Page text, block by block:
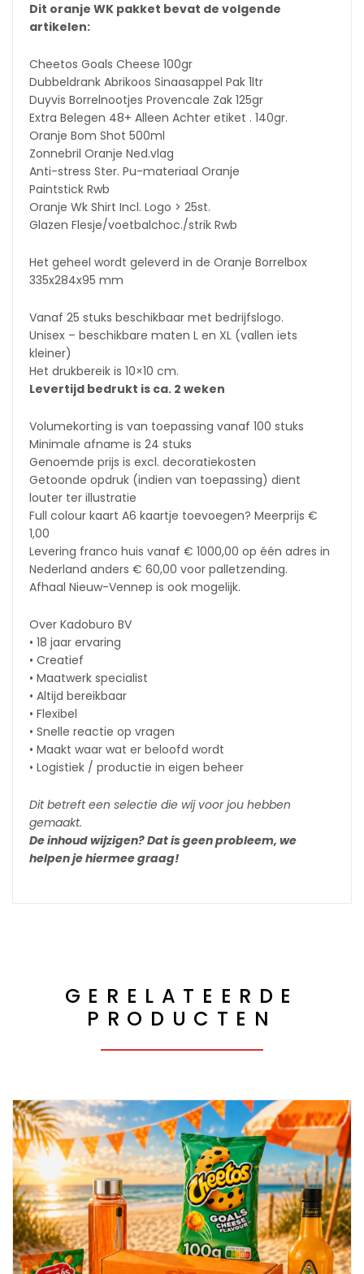
Dit oranje WK pakket bevat de volgende
artikelen:
Cheetos Goals Cheese 100gr
Dubbeldrank Abrikoos Sinaasappel Pak 1ltr
Duyvis Borrelnootjes Provencale Zak 125gr
Extra Belegen 48+ Alleen Achter etiket . 140gr.
Oranje Bom Shot 500ml
Zonnebril Oranje Ned.vlag
Anti-stress Ster. Pu-materiaal Oranje
Paintstick Rwb
Oranje Wk Shirt Incl. Logo > 25st.
Glazen Flesje/voetbalchoc./strik Rwb
Het geheel wordt geleverd in de Oranje Borrelbox
335x284x95 mm
Vanaf 25 stuks beschikbaar met bedrijfslogo.
Unisex – beschikbare maten L en XL (vallen iets
kleiner)
Het drukbereik is 10×10 cm.
Levertijd bedrukt is ca. 2 weken
Volumekorting is van toepassing vanaf 100 stuks
Minimale afname is 24 stuks
Genoemde prijs is excl. decoratiekosten
Getoonde opdruk (indien van toepassing) dient
louter ter illustratie
Full colour kaart A6 kaartje toevoegen? Meerprijs €
1,00
Levering franco huis vanaf € 1000,00 op één adres in
Nederland anders € 60,00 voor palletzending.
Afhaal Nieuw-Vennep is ook mogelijk.
Over Kadoburo BV
• 18 jaar ervaring
• Creatief
• Maatwerk specialist
• Altijd bereikbaar
• Flexibel
• Snelle reactie op vragen
• Maakt waar wat er beloofd wordt
• Logistiek / productie in eigen beheer
Dit betreft een selectie die wij voor jou hebben
gemaakt.
De inhoud wijzigen? Dat is geen probleem, we
helpen je hiermee graag!
GERELATEERDE
PRODUCTEN